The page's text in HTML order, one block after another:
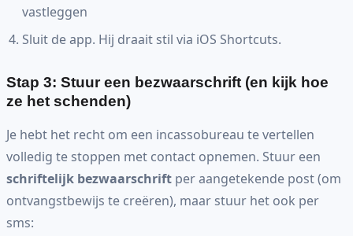
vastleggen
Sluit de app. Hij draait stil via iOS Shortcuts.
Stap 3: Stuur een bezwaarschrift (en kijk hoe
ze het schenden)
Je hebt het recht om een incassobureau te vertellen
volledig te stoppen met contact opnemen. Stuur een
schriftelijk bezwaarschrift per aangetekende post (om
ontvangstbewijs te creëren), maar stuur het ook per
sms: